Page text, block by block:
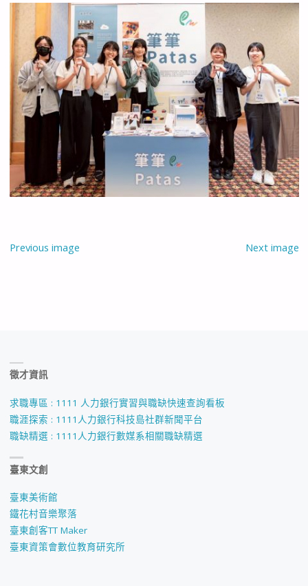
Previous image Next image
徵才資訊
求職專區 : 1111 人力銀行實習與職缺快速查詢看板
職涯探索 : 1111人力銀行科技島社群新聞平台
職缺精選 : 1111人力銀行數媒系相關職缺精選
臺東文創
臺東美術館
鐵花村音樂聚落
臺東創客TT Maker
臺東資策會數位教育研究所